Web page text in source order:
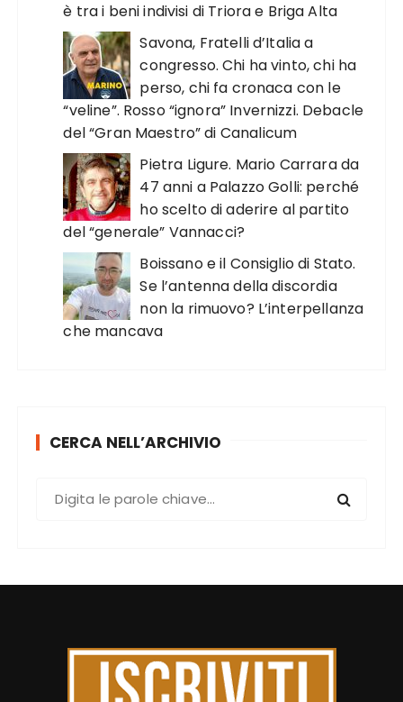
è tra i beni indivisi di Triora e Briga Alta
Savona, Fratelli d’Italia a
congresso. Chi ha vinto, chi ha
perso, chi fa cronaca con le
“veline”. Rosso “ignora” Invernizzi. Debacle
del “Gran Maestro” di Canalicum
Pietra Ligure. Mario Carrara da
47 anni a Palazzo Golli: perché
ho scelto di aderire al partito
del “generale” Vannacci?
Boissano e il Consiglio di Stato.
Se l’antenna della discordia
non la rimuovo? L’interpellanza
che mancava
CERCA NELL’ARCHIVIO